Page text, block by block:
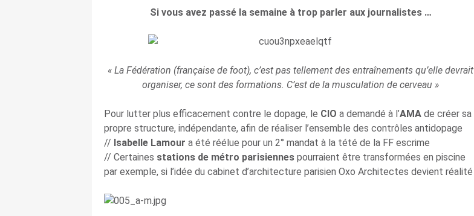
Si vous avez passé la semaine à trop parler aux journalistes …
« La Fédération (française de foot), c’est pas tellement des entraînements qu’elle devrait
organiser, ce sont des formations. C’est de la musculation de cerveau »
Pour lutter plus efficacement contre le dopage, le CIO a demandé à l’AMA de créer sa
propre structure, indépendante, afin de réaliser l’ensemble des contrôles antidopage
// Isabelle Lamour a été réélue pour un 2° mandat à la tété de la FF escrime
// Certaines stations de métro parisiennes pourraient être transformées en piscine
par exemple, si l’idée du cabinet d’architecture parisien Oxo Architectes devient réalité